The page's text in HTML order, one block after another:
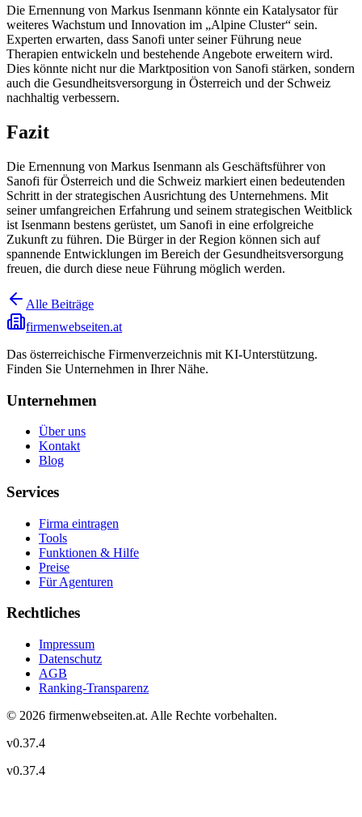
Die Ernennung von Markus Isenmann könnte ein Katalysator für
weiteres Wachstum und Innovation im „Alpine Cluster“ sein.
Experten erwarten, dass Sanofi unter seiner Führung neue
Therapien entwickeln und bestehende Angebote erweitern wird.
Dies könnte nicht nur die Marktposition von Sanofi stärken, sondern
auch die Gesundheitsversorgung in Österreich und der Schweiz
nachhaltig verbessern.
Fazit
Die Ernennung von Markus Isenmann als Geschäftsführer von
Sanofi für Österreich und die Schweiz markiert einen bedeutenden
Schritt in der strategischen Ausrichtung des Unternehmens. Mit
seiner umfangreichen Erfahrung und seinem strategischen Weitblick
ist Isenmann bestens gerüstet, um Sanofi in eine erfolgreiche
Zukunft zu führen. Die Bürger in der Region können sich auf
spannende Entwicklungen im Bereich der Gesundheitsversorgung
freuen, die durch diese neue Führung möglich werden.
Alle Beiträge
firmenwebseiten.at
Das österreichische Firmenverzeichnis mit KI-Unterstützung.
Finden Sie Unternehmen in Ihrer Nähe.
Unternehmen
Über uns
Kontakt
Blog
Services
Firma eintragen
Tools
Funktionen & Hilfe
Preise
Für Agenturen
Rechtliches
Impressum
Datenschutz
AGB
Ranking-Transparenz
© 2026 firmenwebseiten.at. Alle Rechte vorbehalten.
v0.37.4
v0.37.4